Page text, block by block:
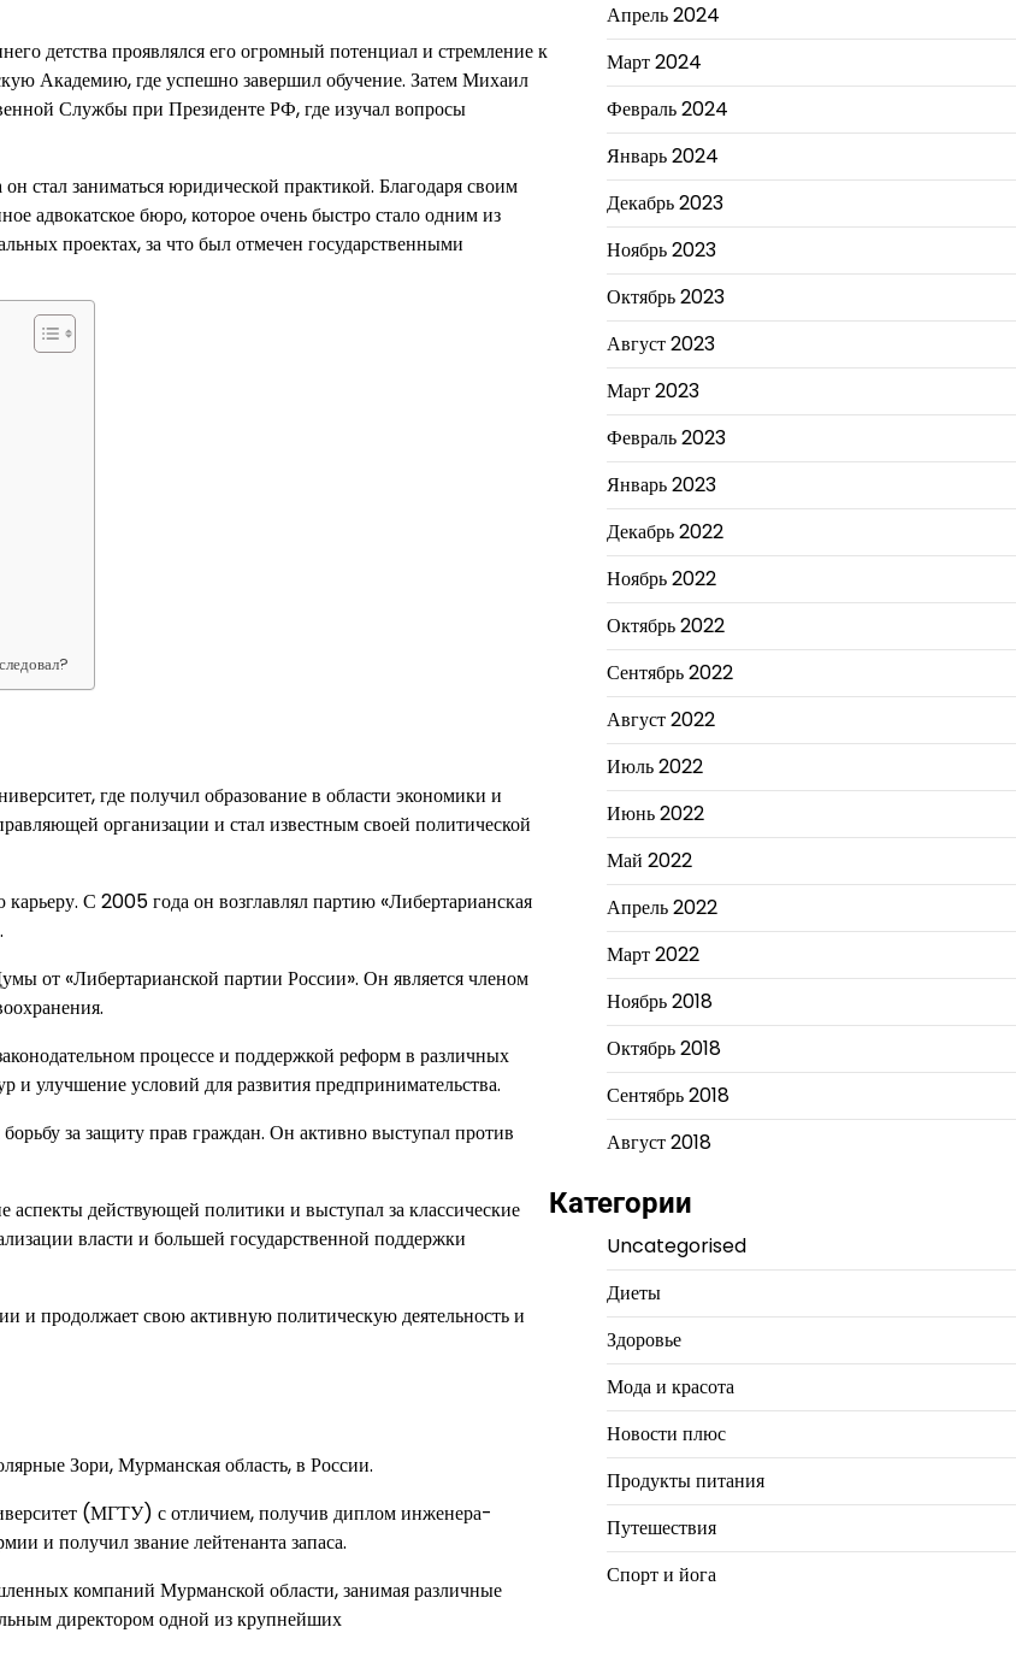
детства проявлялся его огромный потенциал и стремление к
Академию, где успешно завершил обучение. Затем Михаил
Службы при Президенте РФ, где изучал вопросы
стал заниматься юридической практикой. Благодаря своим
адвокатское бюро, которое очень быстро стало одним из
проектах, за что был отмечен государственными
где получил образование в области экономики и
организации и стал известным своей политической
С 2005 года он возглавлял партию «Либертарианская
от «Либертарианской партии России». Он является членом
процессе и поддержкой реформ в различных
улучшение условий для развития предпринимательства.
за защиту прав граждан. Он активно выступал против
действующей политики и выступал за классические
власти и большей государственной поддержки
и продолжает свою активную политическую деятельность и
Зори, Мурманская область, в России.
(МГТУ) с отличием, получив диплом инженера-
и получил звание лейтенанта запаса.
компаний Мурманской области, занимая различные
директором одной из крупнейших
Апрель 2024
Март 2024
Февраль 2024
Январь 2024
Декабрь 2023
Ноябрь 2023
Октябрь 2023
Август 2023
Март 2023
Февраль 2023
Январь 2023
Декабрь 2022
Ноябрь 2022
Октябрь 2022
Сентябрь 2022
Август 2022
Июль 2022
Июнь 2022
Май 2022
Апрель 2022
Март 2022
Ноябрь 2018
Октябрь 2018
Сентябрь 2018
Август 2018
Категории
Uncategorised
Диеты
Здоровье
Мода и красота
Новости плюс
Продукты питания
Путешествия
Спорт и йога